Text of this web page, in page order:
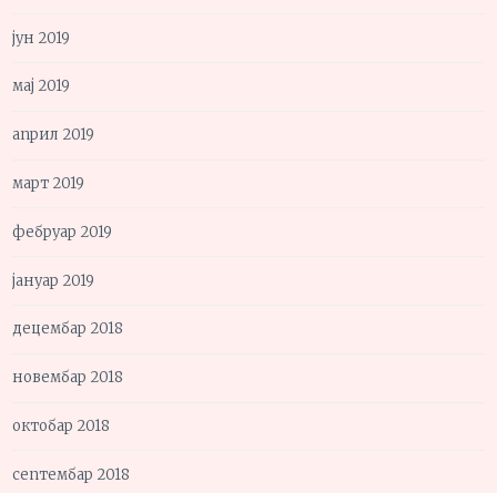
јун 2019
мај 2019
април 2019
март 2019
фебруар 2019
јануар 2019
децембар 2018
новембар 2018
октобар 2018
септембар 2018